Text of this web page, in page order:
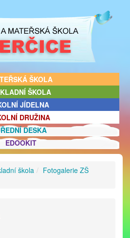
ŠKOLA
ŠKOLA
JÍDELNA
DRUŽINA
DESKA
EDOOKIT
škola
Fotogalerie ZŠ